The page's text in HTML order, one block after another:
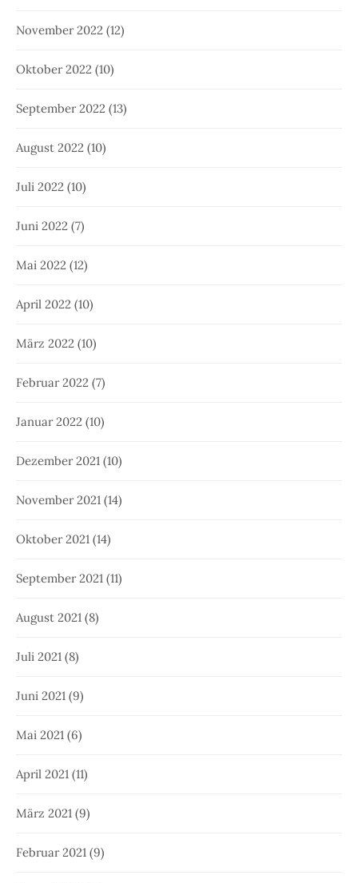
November 2022 (12)
Oktober 2022 (10)
September 2022 (13)
August 2022 (10)
Juli 2022 (10)
Juni 2022 (7)
Mai 2022 (12)
April 2022 (10)
März 2022 (10)
Februar 2022 (7)
Januar 2022 (10)
Dezember 2021 (10)
November 2021 (14)
Oktober 2021 (14)
September 2021 (11)
August 2021 (8)
Juli 2021 (8)
Juni 2021 (9)
Mai 2021 (6)
April 2021 (11)
März 2021 (9)
Februar 2021 (9)